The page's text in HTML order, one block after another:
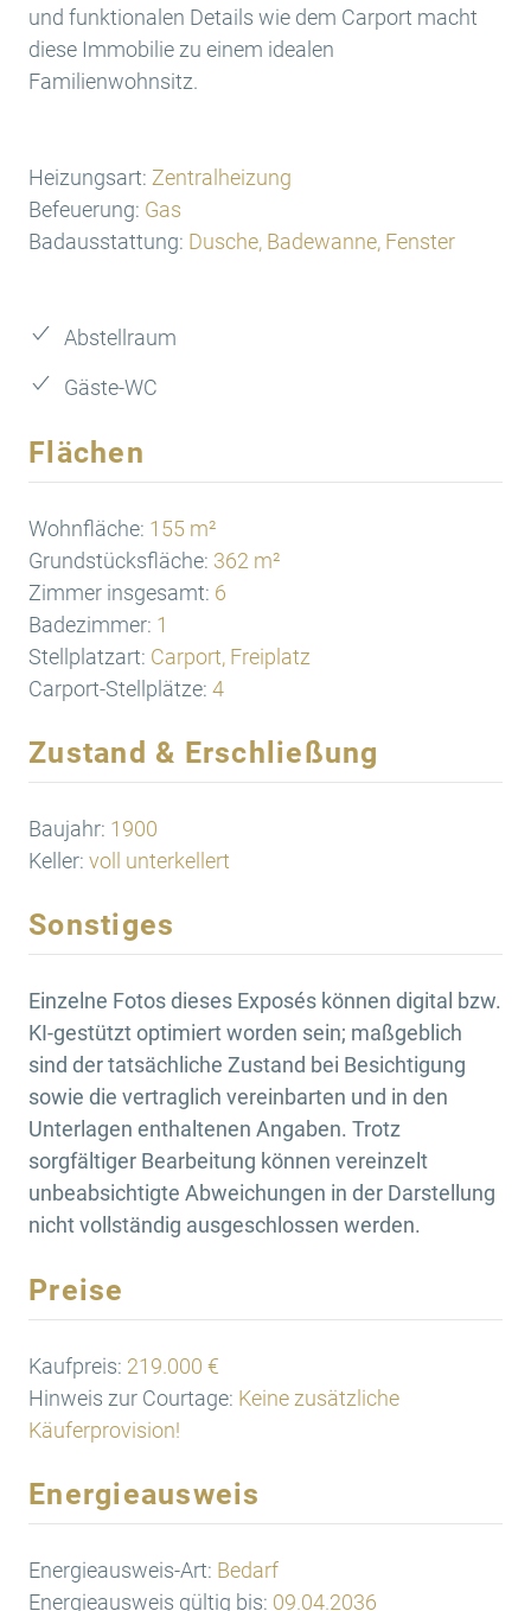
und funktionalen Details wie dem Carport macht
diese Immobilie zu einem idealen
Familienwohnsitz.
Heizungsart: Zentralheizung
Befeuerung: Gas
Badausstattung: Dusche, Badewanne, Fenster
Abstellraum
Gäste-WC
Flächen
Wohnfläche: 155 m²
Grundstücksfläche: 362 m²
Zimmer insgesamt: 6
Badezimmer: 1
Stellplatzart: Carport, Freiplatz
Carport-Stellplätze: 4
Zustand & Erschließung
Baujahr: 1900
Keller: voll unterkellert
Sonstiges
Einzelne Fotos dieses Exposés können digital bzw.
KI-gestützt optimiert worden sein; maßgeblich
sind der tatsächliche Zustand bei Besichtigung
sowie die vertraglich vereinbarten und in den
Unterlagen enthaltenen Angaben. Trotz
sorgfältiger Bearbeitung können vereinzelt
unbeabsichtigte Abweichungen in der Darstellung
nicht vollständig ausgeschlossen werden.
Preise
Kaufpreis: 219.000 €
Hinweis zur Courtage: Keine zusätzliche
Käuferprovision!
Energieausweis
Energieausweis-Art: Bedarf
Energieausweis gültig bis: 09.04.2036